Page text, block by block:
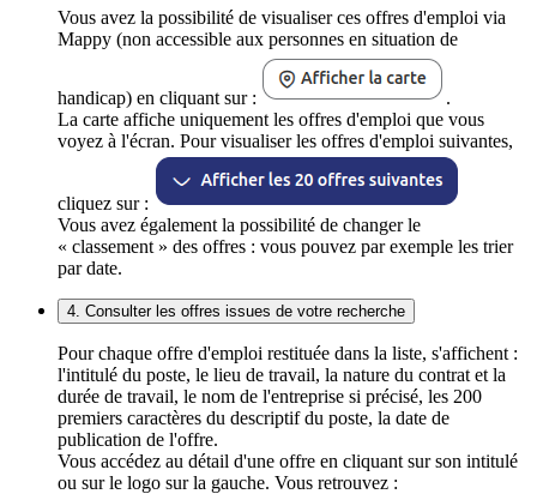
Vous avez la possibilité de visualiser ces offres d'emploi via
Mappy (non accessible aux personnes en situation de
handicap) en cliquant sur :
.
La carte affiche uniquement les offres d'emploi que vous
voyez à l'écran. Pour visualiser les offres d'emploi suivantes,
cliquez sur :
Vous avez également la possibilité de changer le
« classement » des offres : vous pouvez par exemple les trier
par date.
4. Consulter les offres issues de votre recherche
Pour chaque offre d'emploi restituée dans la liste, s'affichent :
l'intitulé du poste, le lieu de travail, la nature du contrat et la
durée de travail, le nom de l'entreprise si précisé, les 200
premiers caractères du descriptif du poste, la date de
publication de l'offre.
Vous accédez au détail d'une offre en cliquant sur son intitulé
ou sur le logo sur la gauche. Vous retrouvez :